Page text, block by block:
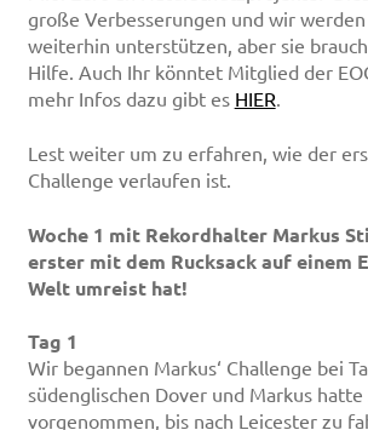
große Verbesserungen und wir werden
weiterhin unterstützen, aber sie
Hilfe. Auch Ihr könntet Mitglied der
mehr Infos dazu gibt es HIER.
Lest weiter um zu erfahren, wie der
Challenge verlaufen ist.
Woche 1 mit Rekordhalter Markus
erster mit dem Rucksack auf einem
Welt umreist hat!
Tag 1
Wir begannen Markus‘ Challenge bei
südenglischen Dover und Markus hatte
vorgenommen, bis nach Leicester zu